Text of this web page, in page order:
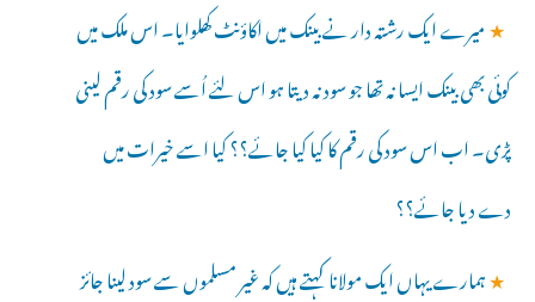
★میرے ایک رشتہ دار نے بینک میں اکاؤنٹ کھلوایا۔ اس ملک میں
کوئی بھی بینک ایسا نہ تھا جو سود نہ دیتا ہو اس لئے اُسے سود کی رقم لینی
پڑی۔ اب اس سود کی رقم کا کیا کیا جائے؟؟ کیا اسے خیرات میں
دے دیا جائے؟؟
★ہمارے یہاں ایک مولانا کہتے ہیں کہ غیر مسلموں سے سود لینا جائز